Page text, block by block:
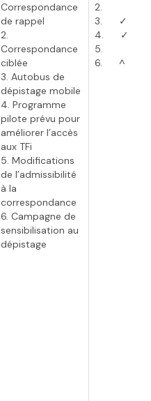
Correspondance
de rappel
2.
Correspondance
ciblée
3. Autobus de
dépistage mobile
4. Programme
pilote prévu pour
améliorer l’accès
aux TFi
5. Modifications
de l’admissibilité
à la
correspondance
6. Campagne de
sensibilisation au
dépistage
2.
3. ✓
4. ✓
5.
6. ^